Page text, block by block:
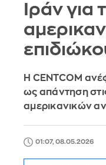
Ιράν για
Η CENTCOM
ως απάντηση
αμερικανικών
01:07, 08.05.2026